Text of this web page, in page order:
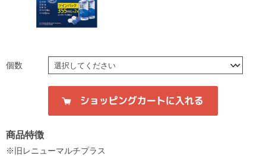
個数
商品特徴
※旧レニューマルチプラス